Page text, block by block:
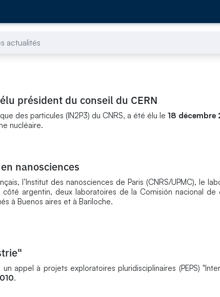
actualités
président du conseil du CERN
des particules (IN2P3) du CNRS, a été élu le 18 décembre
nucléaire.
nanosciences
l’Institut des nanosciences de Paris (CNRS/UPMC), le
côté argentin, deux laboratoires de la Comisión nacional de
à Buenos aires et à Bariloche.
appel à projets exploratoires pluridisciplinaires (PEPS)
.